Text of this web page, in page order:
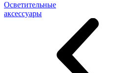
Осветительные
аксессуары